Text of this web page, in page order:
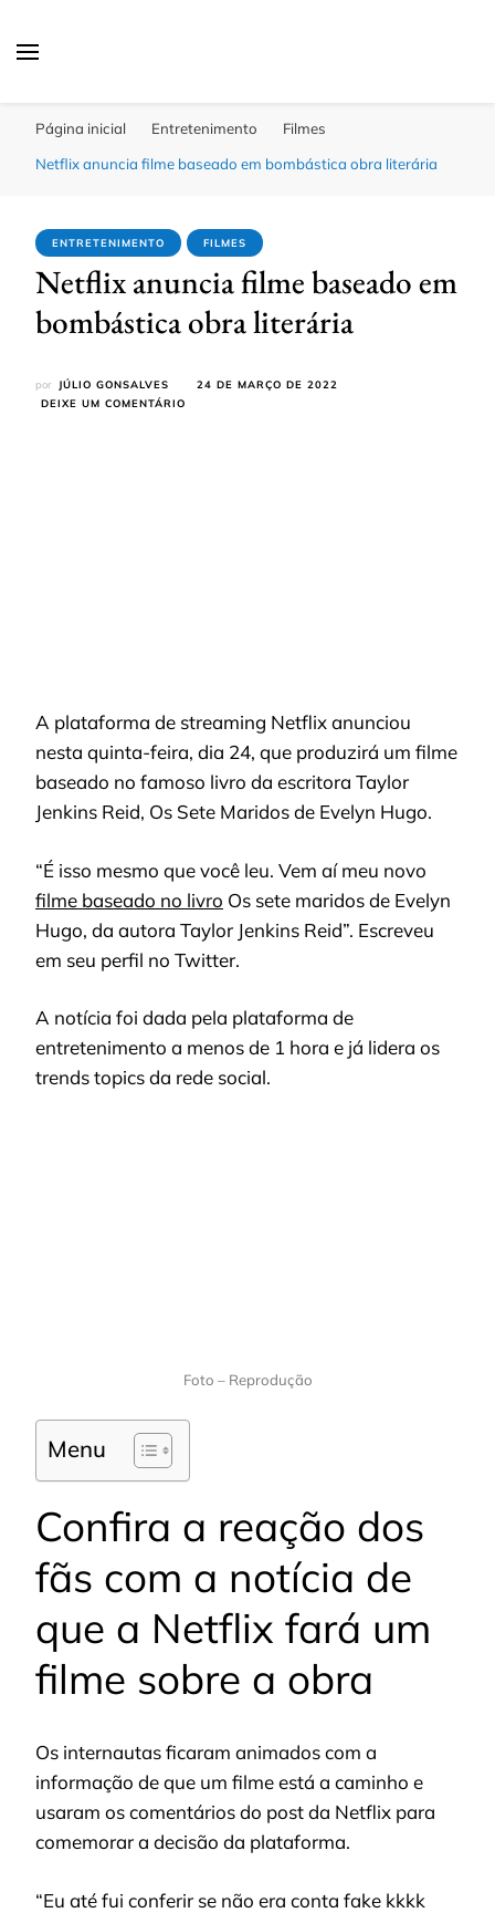
Página inicial Entretenimento
Filmes
Netflix anuncia filme baseado em bombástica obra literária
ENTRETENIMENTO FILMES
Netflix anuncia filme baseado em
bombástica obra literária
por JÚLIO GONSALVES
24 DE MARÇO DE 2022
DEIXE UM COMENTÁRIO
A plataforma de streaming Netflix anunciou
nesta quinta-feira, dia 24, que produzirá um filme
baseado no famoso livro da escritora Taylor
Jenkins Reid, Os Sete Maridos de Evelyn Hugo.
“É isso mesmo que você leu. Vem aí meu novo
filme baseado no livro Os sete maridos de Evelyn
Hugo, da autora Taylor Jenkins Reid”. Escreveu
em seu perfil no Twitter.
A notícia foi dada pela plataforma de
entretenimento a menos de 1 hora e já lidera os
trends topics da rede social.
Foto – Reprodução
Menu
Confira a reação dos
fãs com a notícia de
que a Netflix fará um
filme sobre a obra
Os internautas ficaram animados com a
informação de que um filme está a caminho e
usaram os comentários do post da Netflix para
comemorar a decisão da plataforma.
“Eu até fui conferir se não era conta fake kkkk